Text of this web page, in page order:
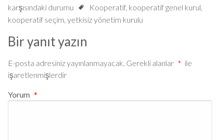
karşısındaki durumu
Kooperatif, kooperatif genel kurul,
kooperatif seçim, yetkisiz yönetim kurulu
Bir yanıt yazın
E-posta adresiniz yayınlanmayacak. Gerekli alanlar * ile
işaretlenmişlerdir
Yorum *